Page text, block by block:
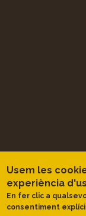
Usem les
experiència
En fer clic a
consentiment